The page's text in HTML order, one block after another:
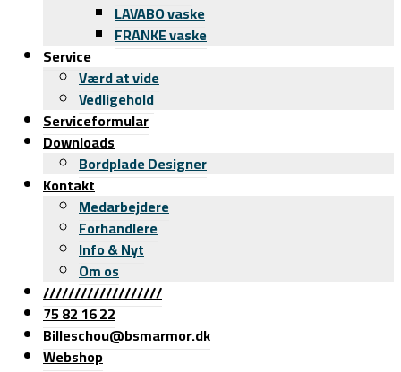
LAVABO vaske
FRANKE vaske
Service
Værd at vide
Vedligehold
Serviceformular
Downloads
Bordplade Designer
Kontakt
Medarbejdere
Forhandlere
Info & Nyt
Om os
///////////////////
75 82 16 22
Billeschou@bsmarmor.dk
Webshop